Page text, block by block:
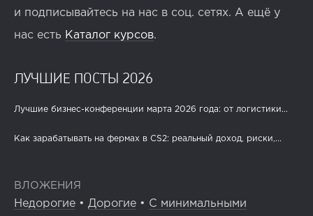
и подписывайтесь на нас в соц. сетях. А ещё у
нас есть Каталог курсов.
ЛУЧШИЕ ПОСТЫ 2026
Лучшие бизнес-конференции марта 2026 года: от логистики...
Как зарабатывать на фермах в CS2: реальный доход, риски,...
ВЛОЖЕНИЯ
Недорогие • Дорогие • С минимальными